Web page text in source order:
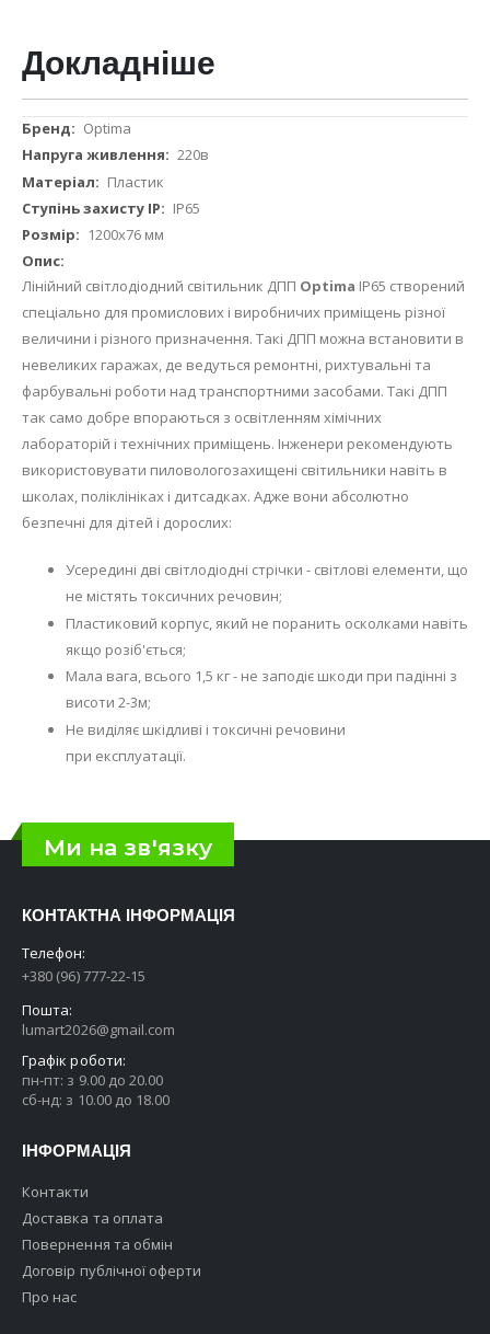
Докладніше
ДокладнішеOptima
220в
Пластик
IP65
1200x76 мм
Лінійний світлодіодний світильник ДПП Optima IP65 створений
спеціально для промислових і виробничих приміщень різної
величини і різного призначення. Такі ДПП можна встановити в
невеликих гаражах, де ведуться ремонтні, рихтувальні та
фарбувальні роботи над транспортними засобами. Такі ДПП
так само добре впораються з освітленням хімічних
лабораторій і технічних приміщень. Інженери рекомендують
використовувати пиловологозахищені світильники навіть в
школах, поліклініках і дитсадках. Адже вони абсолютно
безпечні для дітей і дорослих:
Усередині дві світлодіодні стрічки - світлові елементи, що
не містять токсичних речовин;
Пластиковий корпус, який не поранить осколками навіть
якщо розіб'ється;
Мала вага, всього 1,5 кг - не заподіє шкоди при падінні з
висоти 2-3м;
Не виділяє шкідливі і токсичні речовини
при експлуатації.
Ми на зв'язку
КОНТАКТНА ІНФОРМАЦІЯ
Телефон:
+380 (96) 777-22-15
Пошта:
lumart2026@gmail.com
Графік роботи:
пн-пт: з 9.00 до 20.00
сб-нд: з 10.00 до 18.00
ІНФОРМАЦІЯ
Контакти
Доставка та оплата
Повернення та обмін
Договір публічної оферти
Про нас